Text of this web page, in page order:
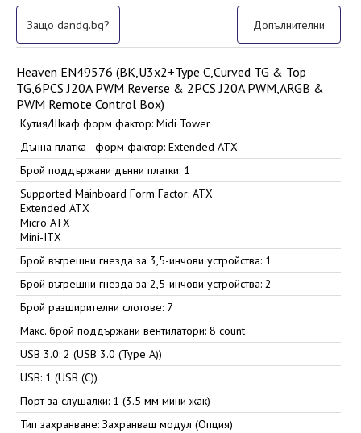
Защо dandg.bg? Допълнителни
Heaven EN49576 (BK,U3x2+Type C,Curved TG & Top
TG,6PCS J20A PWM Reverse & 2PCS J20A PWM,ARGB &
PWM Remote Control Box)
Кутия/Шкаф форм фактор: Midi Tower
Дънна платка - форм фактор: Extended ATX
Брой поддържани дънни платки: 1
Supported Mainboard Form Factor: ATX
Extended ATX
Micro ATX
Mini-ITX
Брой вътрешни гнезда за 3,5-инчови устройства: 1
Брой вътрешни гнезда за 2,5-инчови устройства: 2
Брой разширителни слотове: 7
Макс. брой поддържани вентилатори: 8 count
USB 3.0: 2 (USB 3.0 (Type A))
USB: 1 (USB (C))
Порт за слушалки: 1 (3.5 мм мини жак)
Тип захранване: Захранващ модул (Опция)